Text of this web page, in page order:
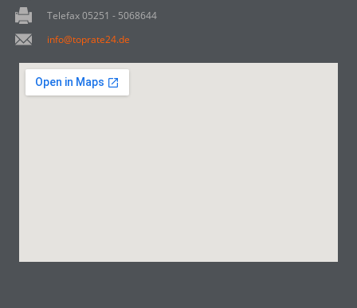
Telefax 05251 - 5068644
info@toprate24.de